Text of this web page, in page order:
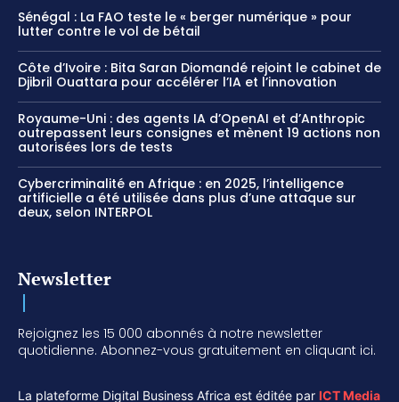
Sénégal : La FAO teste le « berger numérique » pour
lutter contre le vol de bétail
Côte d’Ivoire : Bita Saran Diomandé rejoint le cabinet de
Djibril Ouattara pour accélérer l’IA et l’innovation
Royaume-Uni : des agents IA d’OpenAI et d’Anthropic
outrepassent leurs consignes et mènent 19 actions non
autorisées lors de tests
Cybercriminalité en Afrique : en 2025, l’intelligence
artificielle a été utilisée dans plus d’une attaque sur
deux, selon INTERPOL
Newsletter
Rejoignez les 15 000 abonnés à notre newsletter
quotidienne. Abonnez-vous gratuitement en cliquant ici.
La plateforme Digital Business Africa est éditée par ICT Media